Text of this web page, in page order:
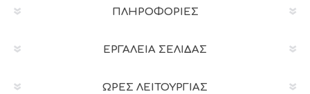
ΠΛΗΡΟΦΟΡΊΕΣ
ΕΡΓΑΛΕΊΑ ΣΕΛΊΔΑΣ
ΩΡΕΣ ΛΕΙΤΟΥΡΓΙΑΣ